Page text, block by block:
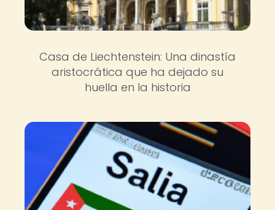
Casa de Liechtenstein: Una dinastía
aristocrática que ha dejado su
huella en la historia